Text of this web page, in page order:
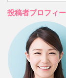
投稿者プロフィ